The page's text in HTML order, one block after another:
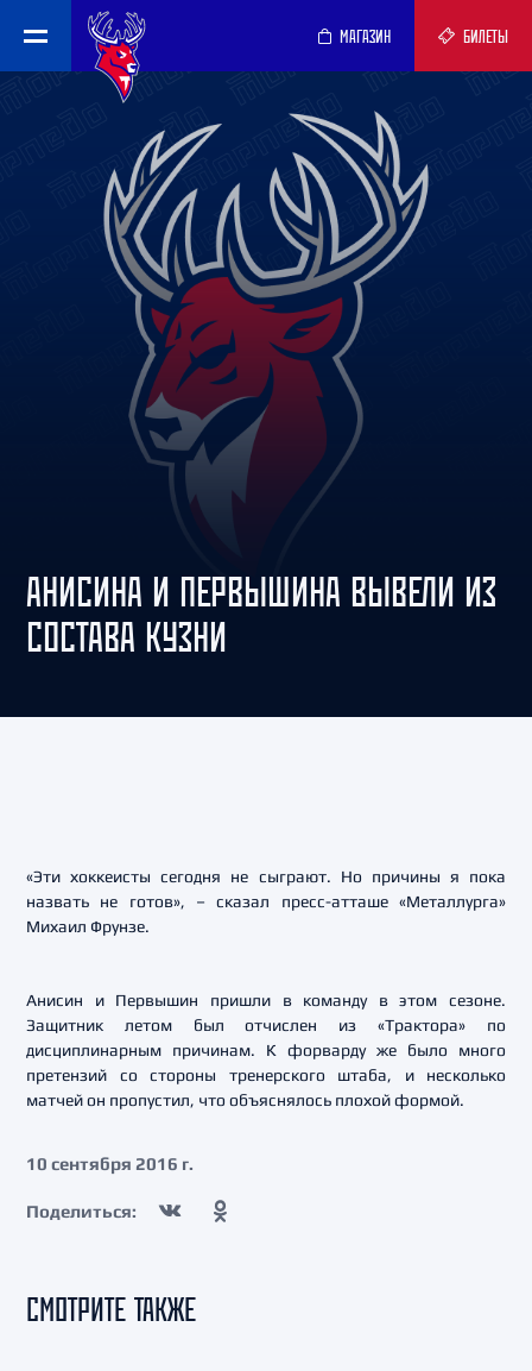
МАГАЗИН БИЛЕТЫ
АНИСИНА И ПЕРВЫШИНА ВЫВЕЛИ ИЗ
СОСТАВА КУЗНИ
«Эти хоккеисты сегодня не сыграют. Но причины я пока
назвать не готов», – сказал пресс-атташе «Металлурга»
Михаил Фрунзе.
Анисин и Первышин пришли в команду в этом сезоне.
Защитник летом был отчислен из «Трактора» по
дисциплинарным причинам. К форварду же было много
претензий со стороны тренерского штаба, и несколько
матчей он пропустил, что объяснялось плохой формой.
10 сентября 2016 г.
Поделиться:
СМОТРИТЕ ТАКЖЕ